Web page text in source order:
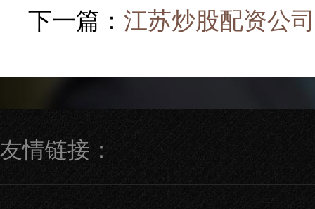
下一篇： 江苏炒股配资公
友情链接：